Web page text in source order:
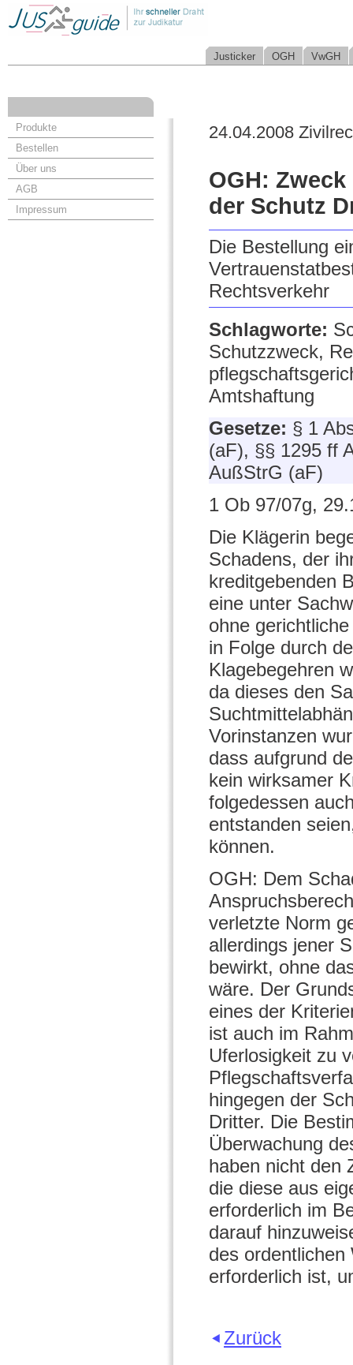
Justicker OGH VwGH
Produkte
Bestellen
Über uns
AGB
Impressum
24.04.2008
OGH:
der Schutz
Die Bestellung
Rechtsverkehr
Schlagworte:
Schutzzweck,
Amtshaftung
Gesetze: § 1
(aF), §§ 1295 ff
AußStrG (aF)
1 Ob 97/07g,
Die Klägerin
Schadens, der
kreditgebenden
eine unter
ohne
in Folge durch
Klagebegehren
da dieses den
Vorinstanzen
dass aufgrund
kein wirksamer
folgedessen
entstanden
können.
OGH: Dem
verletzte Norm
allerdings jener
bewirkt, ohne
wäre. Der
eines der
ist auch im
Uferlosigkeit zu
hingegen der
Dritter. Die
Überwachung
haben nicht den
die diese aus
erforderlich im
darauf
des
erforderlich ist,
Zurück